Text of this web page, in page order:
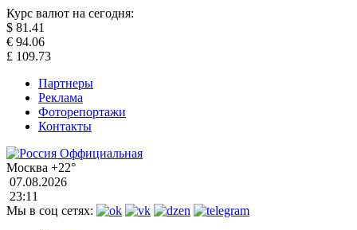
Курс валют на сегодня:
$ 81.41
€ 94.06
£ 109.73
Партнеры
Реклама
Фоторепортажи
Контакты
Москва +22°
07.08.2026
23:11
Мы в соц сетях: